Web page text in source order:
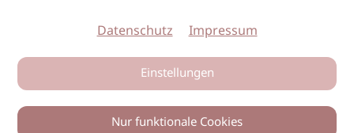
Datenschutz Impressum
Einstellungen
Nur funktionale Cookies